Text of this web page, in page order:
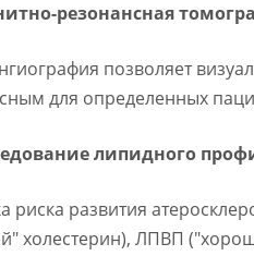
резонансная
позволяет
для определенных
липидного
риска развития
холестерин), ЛПВП